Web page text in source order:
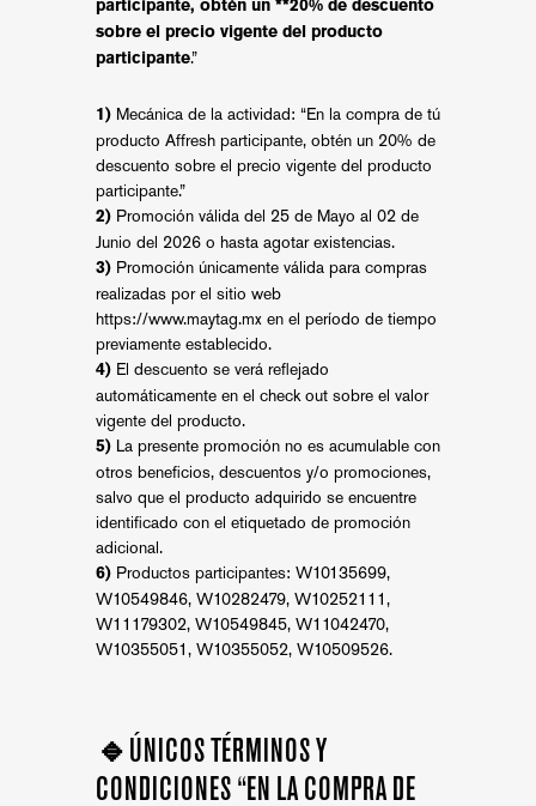
participante, obtén un **20% de descuento
sobre el precio vigente del producto
participante.”
1) Mecánica de la actividad: “En la compra de tú
producto Affresh participante, obtén un 20% de
descuento sobre el precio vigente del producto
participante.”
2) Promoción válida del 25 de Mayo al 02 de
Junio del 2026 o hasta agotar existencias.
3) Promoción únicamente válida para compras
realizadas por el sitio web
https://www.maytag.mx en el período de tiempo
previamente establecido.
4) El descuento se verá reflejado
automáticamente en el check out sobre el valor
vigente del producto.
5) La presente promoción no es acumulable con
otros beneficios, descuentos y/o promociones,
salvo que el producto adquirido se encuentre
identificado con el etiquetado de promoción
adicional.
6) Productos participantes: W10135699,
W10549846, W10282479, W10252111,
W11179302, W10549845, W11042470,
W10355051, W10355052, W10509526.
🔹 ÚNICOS TÉRMINOS Y
CONDICIONES “EN LA COMPRA DE